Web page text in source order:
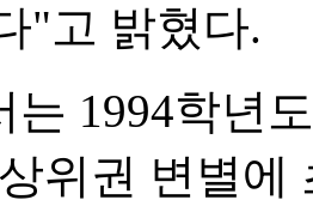
"고 밝혔다.
는 1994학년
위권 변별에